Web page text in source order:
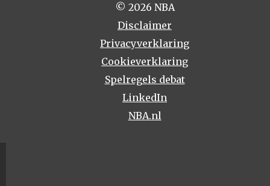
© 2026 NBA
Disclaimer
Privacyverklaring
Cookieverklaring
Spelregels debat
LinkedIn
NBA.nl